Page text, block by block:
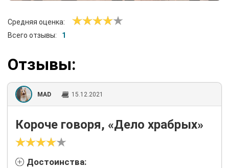
Средняя оценка:
Всего отзывы:
1
Отзывы:
MAD 15.12.2021
Короче говоря, «Дело храбрых»
Достоинства: